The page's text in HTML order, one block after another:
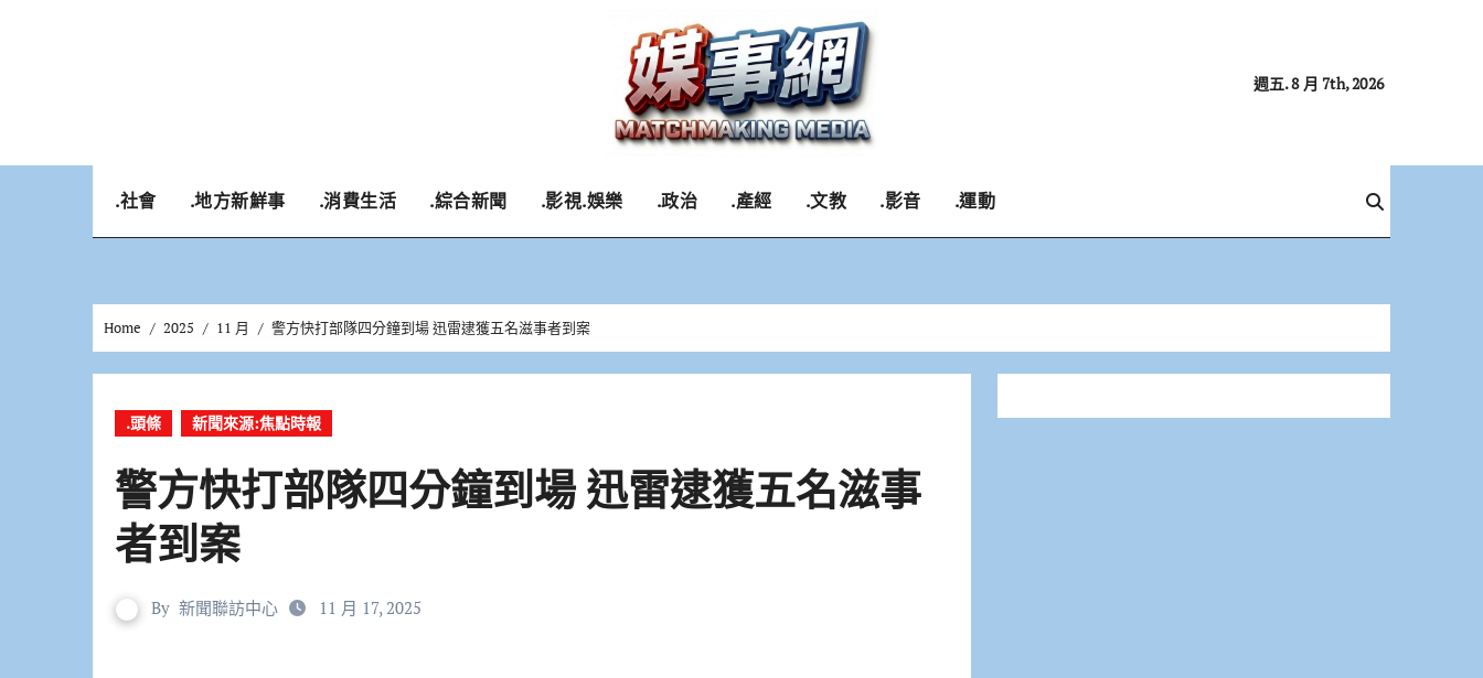
週五. 8 月 7th, 2026
.社會 .地方新鮮事 .消費生活 .綜合新聞 .影視.娛樂 .政治 .產經 .文教 .影音 .運動
Home 2025 11 月 警方快打部隊四分鐘到場 迅雷逮獲五名滋事者到案
.頭條 新聞來源:焦點時報
警方快打部隊四分鐘到場 迅雷逮獲五名滋事
者到案
By 新聞聯訪中心 11 月 17, 2025